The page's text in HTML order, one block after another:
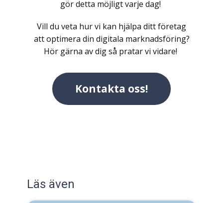
gör detta möjligt varje dag!
Vill du veta hur vi kan hjälpa ditt företag
att optimera din digitala marknadsföring?
Hör gärna av dig så pratar vi vidare!
Kontakta oss!
Läs även